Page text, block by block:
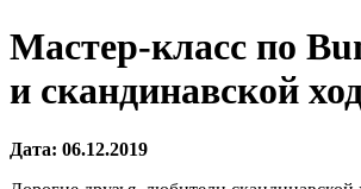
Мастер-класс по
и скандинавской
Дата: 06.12.2019